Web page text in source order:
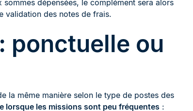
dépensées, le complément sera alors
validation des notes de frais.
ponctuelle ou
la même manière selon le type de postes des
lorsque les missions sont peu fréquentes :